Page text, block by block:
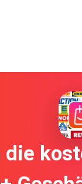
die